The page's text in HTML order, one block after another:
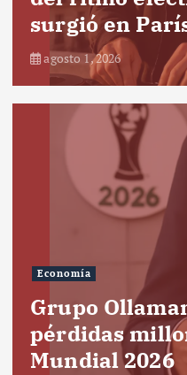
surgió en
agosto 1, 2026
Economía
Grupo
pérdidas
Mundial 2026